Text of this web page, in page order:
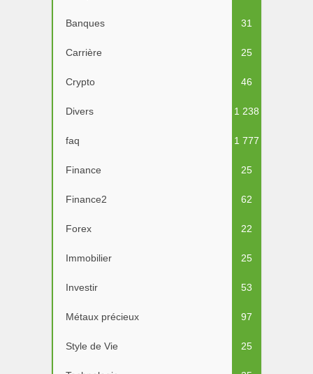
Banques 31
Carrière 25
Crypto 46
Divers 1 238
faq 1 777
Finance 25
Finance2 62
Forex 22
Immobilier 25
Investir 53
Métaux précieux 97
Style de Vie 25